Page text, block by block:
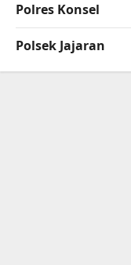
Polres Konsel
Polsek Jajaran